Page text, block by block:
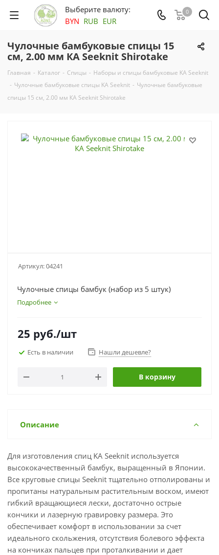
Выберите валюту:
BYN RUB EUR
0
Чулочные бамбуковые спицы 15
см, 2.00 мм КА Seeknit Shirotake
Главная - Каталог - Спицы - Наборы и спицы бамбуковые KA Seeknit
- Чулочные бамбуковые спицы KA Seeknit - Чулочные бамбуковые
спицы 15 см, 2.00 мм КА Seeknit Shirotake
Артикул:04241
Чулочные спицы бамбук (набор из 5 штук)
Подробнее
25 руб./шт
Есть в наличии Нашли дешевле?
В корзину
Описание
Для изготовления спиц KA Seeknit используется
высококачественный бамбук, выращенный в Японии.
Все круговые спицы Seeknit тщательно отполированы и
пропитаны натуральным растительным воском, имеют
гибкий вращающиеся лески, достаточно острые
кончики и лазерную гравировку размера. Это
обеспечивает комфорт в использовании за счет
идеального скольжения, отсутствия болевого эффекта
на кончиках пальцев при проталкивании и дает